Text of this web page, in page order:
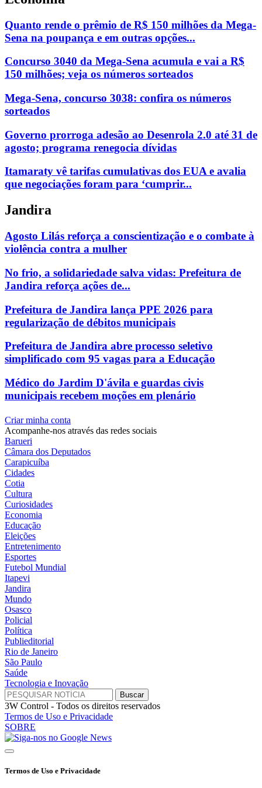
Quanto rende o prêmio de R$ 150 milhões da Mega-
Sena na poupança e em outras opções...
Concurso 3040 da Mega-Sena acumula e vai a R$
150 milhões; veja os números sorteados
Mega-Sena, concurso 3038: confira os números
sorteados
Governo prorroga adesão ao Desenrola 2.0 até 31 de
agosto; programa renegocia dívidas
Itamaraty vê tarifas cumulativas dos EUA e avalia
que negociações foram para ‘cumprir...
Jandira
Agosto Lilás reforça a conscientização e o combate à
violência contra a mulher
No frio, a solidariedade salva vidas: Prefeitura de
Jandira reforça ações de...
Prefeitura de Jandira lança PPE 2026 para
regularização de débitos municipais
Prefeitura de Jandira abre processo seletivo
simplificado com 95 vagas para a Educação
Médico do Jardim D'ávila e guardas civis
municipais recebem moções em plenário
Criar minha conta
Acompanhe-nos através das redes sociais
Barueri
Câmara dos Deputados
Carapicuíba
Cidades
Cotia
Cultura
Curiosidades
Economia
Educação
Eleições
Entretenimento
Esportes
Futebol Mundial
Itapevi
Jandira
Mundo
Osasco
Policial
Política
Publieditorial
Rio de Janeiro
São Paulo
Saúde
Tecnologia e Inovação
3W Control - Todos os direitos reservados
Termos de Uso e Privacidade
SOBRE
Termos de Uso e Privacidade